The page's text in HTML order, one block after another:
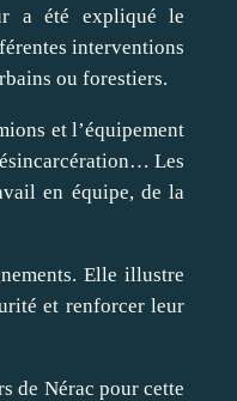
a été expliqué le
interventions
ou forestiers.
et l’équipement
Les
en équipe, de la
Elle illustre
et renforcer leur
de Nérac pour cette